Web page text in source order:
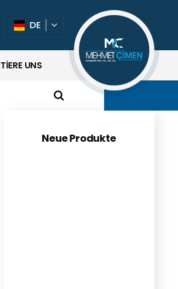
DE
UNS
Neue Produkte